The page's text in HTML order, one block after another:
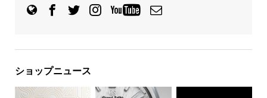
ショップニュース